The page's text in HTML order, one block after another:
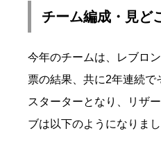
チーム編成・見ど
今年のチームは、レブロ
票の結果、共に2年連続
スターターとなり、リザ
ブは以下のようになりまし